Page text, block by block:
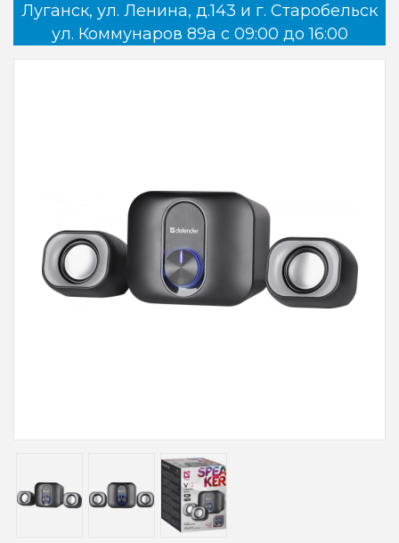
Луганск, ул. Ленина, д.143 и г. Старобельск
ул. Коммунаров 89а с 09:00 до 16:00